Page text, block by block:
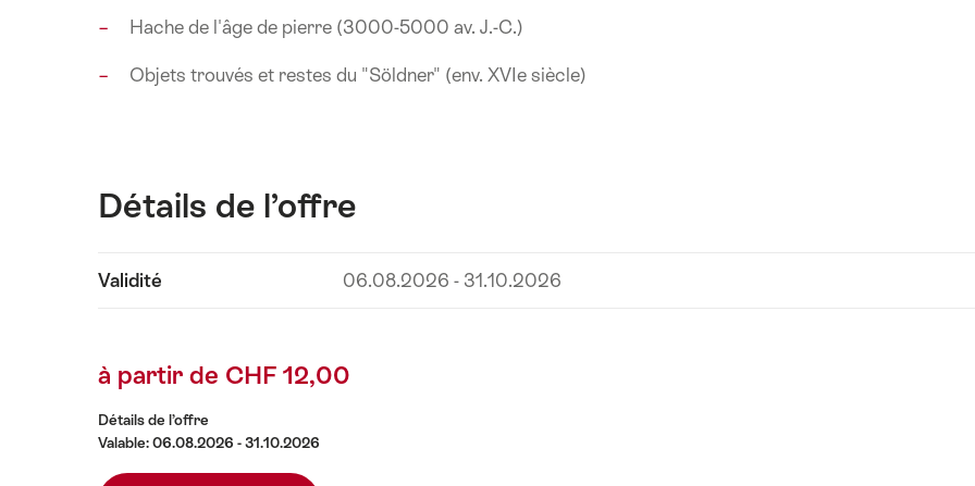
Hache de l'âge de pierre (3000-5000 av. J.-C.)
Objets trouvés et restes du "Söldner" (env. XVIe siècle)
Détails de l’offre
les
de
Validité 06.08.2026 - 31.10.2026
à partir de CHF 12,00
Détails de l’offre
Valable: 06.08.2026 - 31.10.2026